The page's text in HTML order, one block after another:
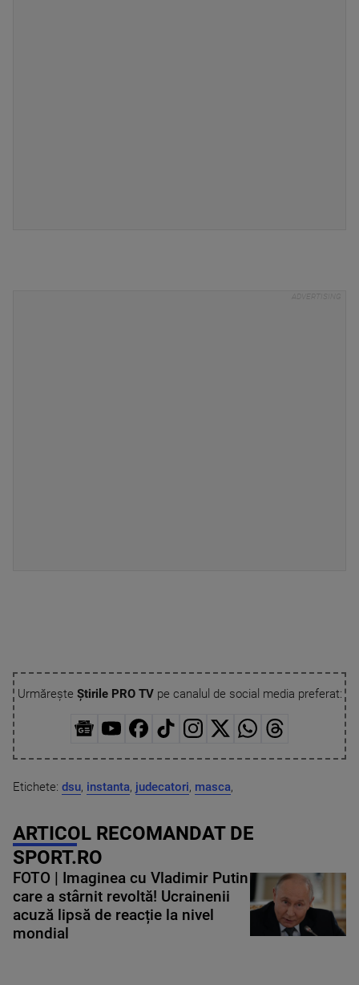
Urmărește Știrile PRO TVpe canalul de social media preferat:
Etichete: dsu, instanta, judecatori, masca,
ARTICOL RECOMANDAT DE
SPORT.RO
FOTO | Imaginea cu Vladimir Putin
care a stârnit revoltă! Ucrainenii
acuză lipsă de reacție la nivel
mondial